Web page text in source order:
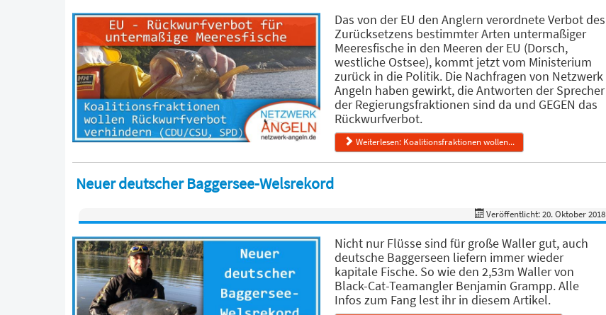
Das von der EU den Anglern verordnete Verbot des
Zurücksetzens bestimmter Arten untermaßiger
Meeresfische in den Meeren der EU (Dorsch,
westliche Ostsee), kommt jetzt vom Ministerium
zurück in die Politik. Die Nachfragen von Netzwerk
Angeln haben gewirkt, die Antworten der Sprecher
der Regierungsfraktionen sind da und GEGEN das
Rückwurfverbot.
Weiterlesen: Koalitionsfraktionen wollen...
Neuer deutscher Baggersee-Welsrekord
Veröffentlicht: 20. Oktober 2018
Nicht nur Flüsse sind für große Waller gut, auch
deutsche Baggerseen liefern immer wieder
kapitale Fische. So wie den 2,53m Waller von
Black-Cat-Teamangler Benjamin Grampp. Alle
Infos zum Fang lest ihr in diesem Artikel.